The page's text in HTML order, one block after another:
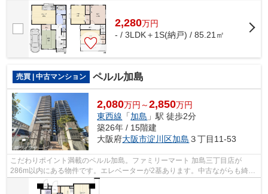
2,280万円
- / 3LDK＋1S(納戸) / 85.21㎡
売買 | 中古マンション ペルル加島
2,080万円～2,850万円
東西線 「加島 」駅 徒歩2分
築26年 / 15階建
大阪府大阪市淀川区加島 ３丁目11-53
こだわりポイント満載のペルル加島。ファミリーマート 加島三丁目店が
286m以内にある物件です。エレベーターが2基あります。中古ながらも綺麗
な室内と魅力的な住環境のマンションです...